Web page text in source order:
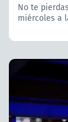
No te
miércoles a